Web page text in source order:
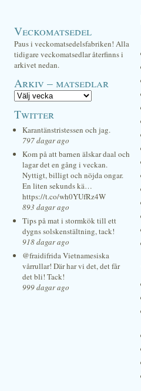
Veckomatsedel
Paus i veckomatsedelsfabriken! Alla
tidigare veckomatsedlar återfinns i
arkivet nedan.
Arkiv – matsedlar
Twitter
Karantänstristessen och jag.
797 dagar ago
Kom på att barnen älskar daal och
lagar det en gång i veckan.
Nyttigt, billigt och nöjda ongar.
En liten sekunds kä…
https://t.co/wh0YUfRz4W
893 dagar ago
Tips på mat i stormkök till ett
dygns solskenstältning, tack!
918 dagar ago
@fraidifrida Vietnamesiska
vårrullar! Där har vi det, det får
det bli! Tack!
999 dagar ago